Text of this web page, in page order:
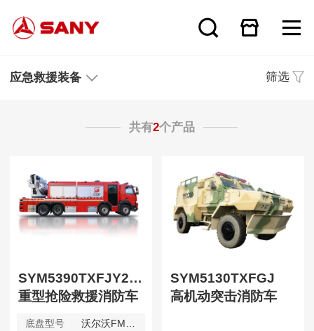
应急救援装备 筛选
共有2个产品
SYM5390TXFJY200
重型抢险救援消防车
底盘型号
SYM5130TXFGJ
高机动突击消防车